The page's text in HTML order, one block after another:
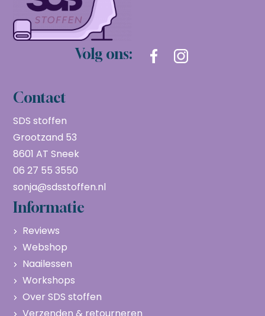
Volg ons:
Contact
SDS stoffen
Grootzand 53
8601 AT Sneek
06 27 55 3550
sonja@sdsstoffen.nl
Informatie
Reviews
Webshop
Naailessen
Workshops
Over SDS stoffen
Verzenden & retourneren